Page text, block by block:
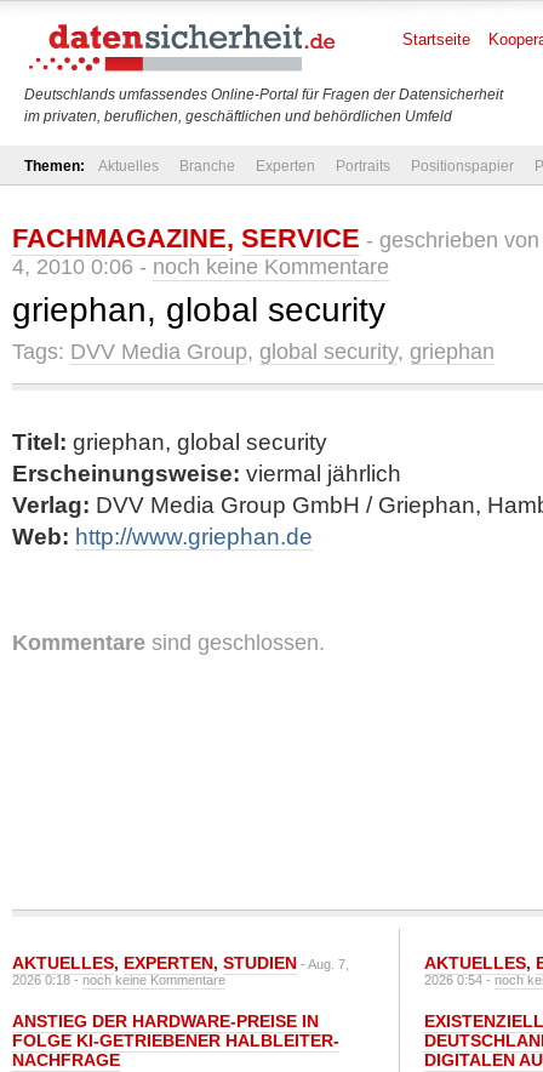
Deutschlands umfassendes Online-Portal für Fragen der Datensicherheit
im privaten, beruflichen, geschäftlichen und behördlichen Umfeld
Startseite
Themen: Aktuelles Branche Experten Portraits Positionspapier
FACHMAGAZINE, SERVICE - geschrieben
4, 2010 0:06 - noch keine Kommentare
griephan, global security
Tags: DVV Media Group, global security, griephan
Titel: griephan, global security
Erscheinungsweise: viermal jährlich
Verlag: DVV Media Group GmbH / Griephan,
Web: http://www.griephan.de
Kommentare sind geschlossen.
AKTUELLES, EXPERTEN, STUDIEN - Aug. 7,
2026 0:18 - noch keine Kommentare
ANSTIEG DER HARDWARE-PREISE IN
FOLGE KI-GETRIEBENER HALBLEITER-
NACHFRAGE
AKTUELLES,
2026 0:54 - noch
DIGITALEN